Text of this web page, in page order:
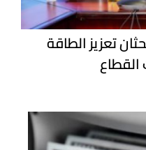
تعزيز الطاقة